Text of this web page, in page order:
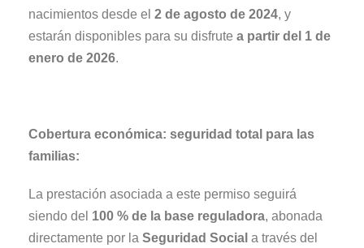
nacimientos desde el 2 de agosto de 2024, y
estarán disponibles para su disfrute a partir del 1 de
enero de 2026.
Cobertura económica: seguridad total para las
familias:
La prestación asociada a este permiso seguirá
siendo del 100 % de la base reguladora, abonada
directamente por la Seguridad Social a través del